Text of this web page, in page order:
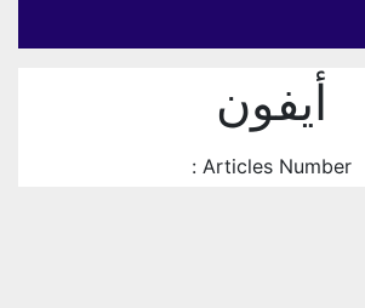
أيفون
Articles Number :